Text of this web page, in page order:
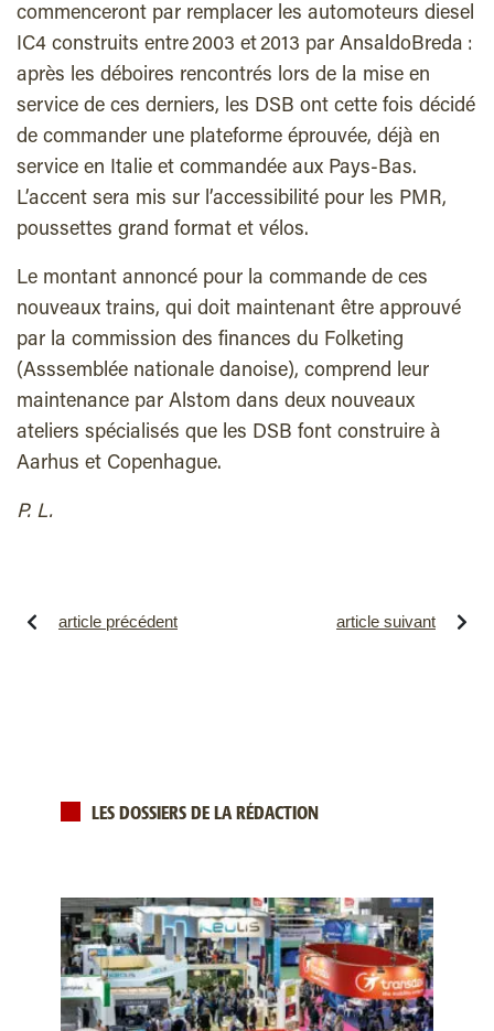
commenceront par remplacer les automoteurs diesel
IC4 construits entre 2003 et 2013 par AnsaldoBreda :
après les déboires rencontrés lors de la mise en
service de ces derniers, les DSB ont cette fois décidé
de commander une plateforme éprouvée, déjà en
service en Italie et commandée aux Pays-Bas.
L’accent sera mis sur l’accessibilité pour les PMR,
poussettes grand format et vélos.
Le montant annoncé pour la commande de ces
nouveaux trains, qui doit maintenant être approuvé
par la commission des finances du Folketing
(Asssemblée nationale danoise), comprend leur
maintenance par Alstom dans deux nouveaux
ateliers spécialisés que les DSB font construire à
Aarhus et Copenhague.
P. L.
article précédent article suivant
LES DOSSIERS DE LA RÉDACTION